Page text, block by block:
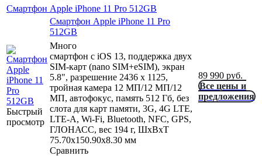
Смартфон Apple iPhone 11 Pro 512GB
Быстрый
просмотр
Смартфон Apple iPhone 11 Pro
512GB
Много
смартфон с iOS 13, поддержка двух
SIM-карт (nano SIM+eSIM), экран
5.8", разрешение 2436 x 1125,
тройная камера 12 МП/12 МП/12
МП, автофокус, память 512 Гб, без
слота для карт памяти, 3G, 4G LTE,
LTE-A, Wi-Fi, Bluetooth, NFC, GPS,
ГЛОНАСС, вес 194 г, ШxВxТ
75.70x150.90x8.30 мм
Сравнить
89 990 руб.
Все цены и
предложения